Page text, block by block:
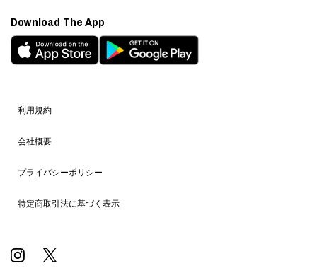
利用規約
会社概要
プライバシーポリシー
特定商取引法に基づく表示
Download The App